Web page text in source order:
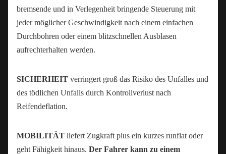
bremsende und in Verlegenheit bringende Steuerung mit
jeder möglicher Geschwindigkeit nach einem einfachen
Durchbohren oder einem blitzschnellen Ausblasen
aufrechterhalten werden.
SICHERHEIT verringert groß das Risiko des Unfalles und
des tödlichen Unfalls durch Kontrollverlust nach
Reifendeflation.
MOBILITÄT liefert Zugkraft plus ein kurzes runflat oder
geht Fähigkeit hinaus. Der Fahrer kann zu einem